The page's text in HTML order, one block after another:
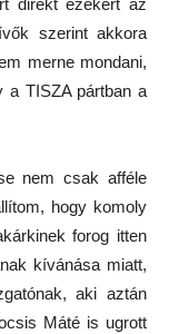
direkt ezekért az
szerint akkora
merne mondani,
a TISZA pártban a
nem csak afféle
hogy komoly
forog itten
kívánása miatt,
aki aztán
Máté is ugrott